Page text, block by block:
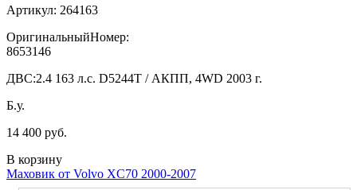
Артикул: 264163
ОригинальныйНомер:
8653146
ДВС:2.4 163 л.с. D5244T / АКПП, 4WD 2003 г.
Б.у.
14 400 руб.
В корзину
Маховик от Volvo XC70 2000-2007